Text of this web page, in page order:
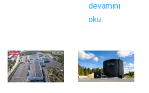
devamını
oku...